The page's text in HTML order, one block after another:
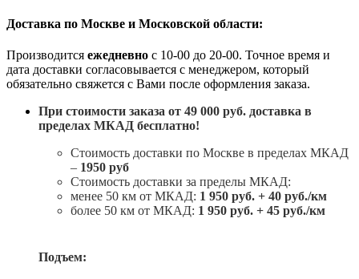
Доставка по Москве и Московской области:
Производится ежедневно с 10-00 до 20-00. Точное время и
дата доставки согласовывается с менеджером, который
обязательно свяжется с Вами после оформления заказа.
При стоимости заказа от 49 000 руб. доставка в
пределах МКАД бесплатно!
Стоимость доставки по Москве в пределах МКАД
– 1950 руб
Стоимость доставки за пределы МКАД:
менее 50 км от МКАД: 1 950 руб. + 40 руб./км
более 50 км от МКАД: 1 950 руб. + 45 руб./км
Подъем: